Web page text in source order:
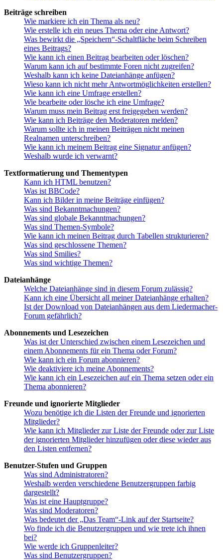
Beiträge schreiben
Wie markiere ich ein Thema als neu?
Wie erstelle ich ein neues Thema oder eine Antwort?
Was bewirkt die „Speichern“-Schaltfläche beim Schreiben
eines Beitrags?
Wie kann ich einen Beitrag bearbeiten oder löschen?
Warum kann ich auf bestimmte Foren nicht zugreifen?
Weshalb kann ich keine Dateianhänge anfügen?
Wieso kann ich nicht mehr Antwortmöglichkeiten erstellen?
Wie kann ich eine Umfrage erstellen?
Wie bearbeite oder lösche ich eine Umfrage?
Warum muss mein Beitrag erst freigegeben werden?
Wie kann ich Beiträge den Moderatoren melden?
Warum sollte ich in meinen Beiträgen nicht meinen
Realnamen unterschreiben?
Wie kann ich meinem Beitrag eine Signatur anfügen?
Weshalb wurde ich verwarnt?
Textformatierung und Thementypen
Kann ich HTML benutzen?
Was ist BBCode?
Kann ich Bilder in meine Beiträge einfügen?
Was sind Bekanntmachungen?
Was sind globale Bekanntmachungen?
Was sind Themen-Symbole?
Wie kann ich meinen Beitrag durch Tabellen strukturieren?
Was sind geschlossene Themen?
Was sind Smilies?
Was sind wichtige Themen?
Dateianhänge
Welche Dateianhänge sind in diesem Forum zulässig?
Kann ich eine Übersicht all meiner Dateianhänge erhalten?
Ist der Download von Dateianhängen aus dem Liedermacher-
Forum gefährlich?
Abonnements und Lesezeichen
Was ist der Unterschied zwischen einem Lesezeichen und
einem Abonnements für ein Thema oder Forum?
Wie kann ich ein Forum abonnieren?
Wie deaktiviere ich meine Abonnements?
Wie kann ich ein Lesezeichen auf ein Thema setzen oder ein
Thema abonnieren?
Freunde und ignorierte Mitglieder
Wozu benötige ich die Listen der Freunde und ignorierten
Mitglieder?
Wie kann ich Mitglieder zur Liste der Freunde oder zur Liste
der ignorierten Mitglieder hinzufügen oder diese wieder aus
den Listen entfernen?
Benutzer-Stufen und Gruppen
Was sind Administratoren?
Weshalb werden verschiedene Benutzergruppen farbig
dargestellt?
Was ist eine Hauptgruppe?
Was sind Moderatoren?
Was bedeutet der „Das Team“-Link auf der Startseite?
Wo finde ich die Benutzergruppen und wie trete ich ihnen
bei?
Wie werde ich Gruppenleiter?
Was sind Benutzergruppen?